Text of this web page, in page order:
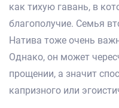
как тихую гавань, в
благополучие. Семья
Натива тоже очень
Однако, он может
прощении, а значит
капризного или